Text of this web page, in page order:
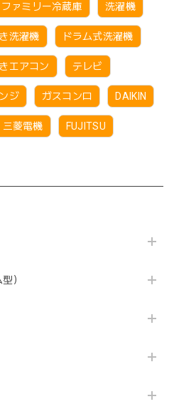
ファミリー冷蔵庫 洗濯機
洗濯機 ドラム式洗濯機
エアコン テレビ
ジ ガスコンロ DAIKIN
三菱電機 FUJITSU
）